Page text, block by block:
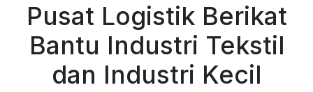
Pusat Logistik Berikat
Bantu Industri Tekstil
dan Industri Kecil